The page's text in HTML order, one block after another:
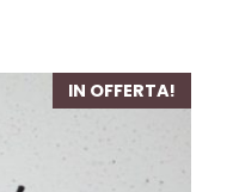
IN OFFERTA!